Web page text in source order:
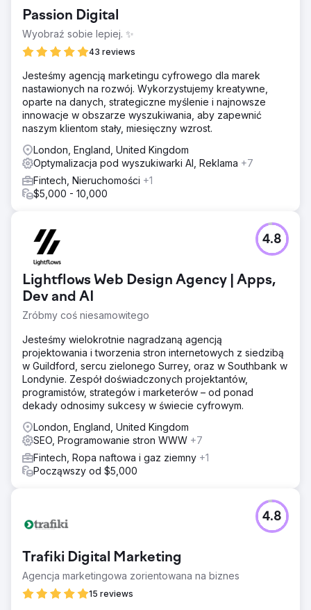
Passion Digital
Wyobraź sobie lepiej. ✨
43 reviews
Jesteśmy agencją marketingu cyfrowego dla marek
nastawionych na rozwój. Wykorzystujemy kreatywne,
oparte na danych, strategiczne myślenie i najnowsze
innowacje w obszarze wyszukiwania, aby zapewnić
naszym klientom stały, miesięczny wzrost.
London, England, United Kingdom
Optymalizacja pod wyszukiwarki AI, Reklama +7
Fintech, Nieruchomości +1
$5,000 - 10,000
Lightflows Web Design Agency | Apps,
Dev and AI
Zróbmy coś niesamowitego
4.8
Jesteśmy wielokrotnie nagradzaną agencją
projektowania i tworzenia stron internetowych z siedzibą
w Guildford, sercu zielonego Surrey, oraz w Southbank w
Londynie. Zespół doświadczonych projektantów,
programistów, strategów i marketerów – od ponad
dekady odnosimy sukcesy w świecie cyfrowym.
London, England, United Kingdom
SEO, Programowanie stron WWW +7
Fintech, Ropa naftowa i gaz ziemny +1
Począwszy od $5,000
Trafiki Digital Marketing
Agencja marketingowa zorientowana na biznes
15 reviews
4.8